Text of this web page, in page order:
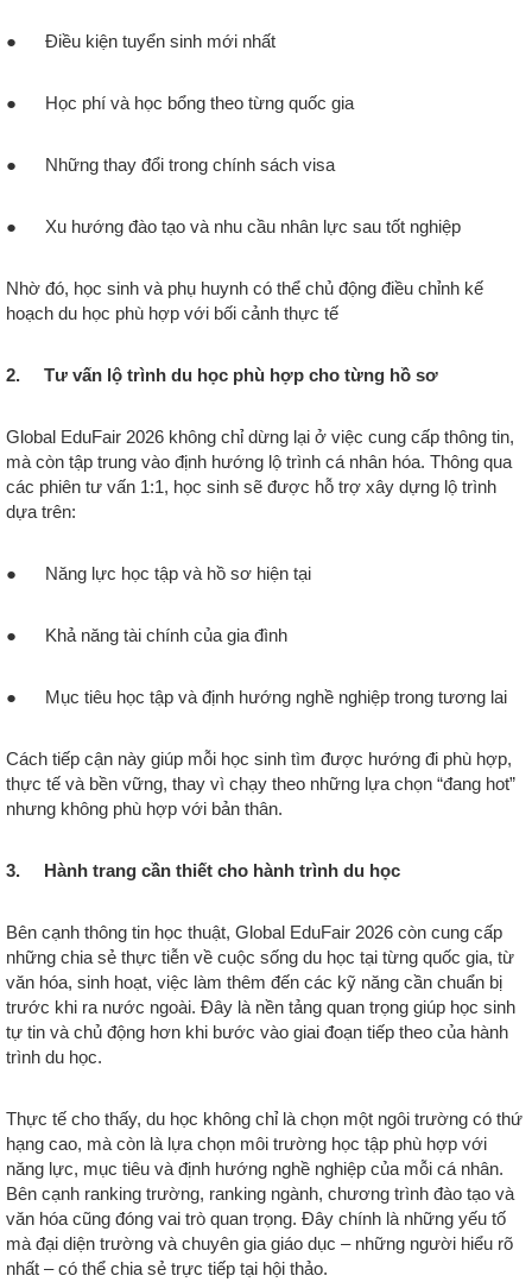
● Điều kiện tuyển sinh mới nhất
● Học phí và học bổng theo từng quốc gia
● Những thay đổi trong chính sách visa
● Xu hướng đào tạo và nhu cầu nhân lực sau tốt nghiệp
Nhờ đó, học sinh và phụ huynh có thể chủ động điều chỉnh kế
hoạch du học phù hợp với bối cảnh thực tế
2. Tư vấn lộ trình du học phù hợp cho từng hồ sơ
Global EduFair 2026 không chỉ dừng lại ở việc cung cấp thông tin,
mà còn tập trung vào định hướng lộ trình cá nhân hóa. Thông qua
các phiên tư vấn 1:1, học sinh sẽ được hỗ trợ xây dựng lộ trình
dựa trên:
● Năng lực học tập và hồ sơ hiện tại
● Khả năng tài chính của gia đình
● Mục tiêu học tập và định hướng nghề nghiệp trong tương lai
Cách tiếp cận này giúp mỗi học sinh tìm được hướng đi phù hợp,
thực tế và bền vững, thay vì chạy theo những lựa chọn “đang hot”
nhưng không phù hợp với bản thân.
3. Hành trang cần thiết cho hành trình du học
Bên cạnh thông tin học thuật, Global EduFair 2026 còn cung cấp
những chia sẻ thực tiễn về cuộc sống du học tại từng quốc gia, từ
văn hóa, sinh hoạt, việc làm thêm đến các kỹ năng cần chuẩn bị
trước khi ra nước ngoài. Đây là nền tảng quan trọng giúp học sinh
tự tin và chủ động hơn khi bước vào giai đoạn tiếp theo của hành
trình du học.
Thực tế cho thấy, du học không chỉ là chọn một ngôi trường có thứ
hạng cao, mà còn là lựa chọn môi trường học tập phù hợp với
năng lực, mục tiêu và định hướng nghề nghiệp của mỗi cá nhân.
Bên cạnh ranking trường, ranking ngành, chương trình đào tạo và
văn hóa cũng đóng vai trò quan trọng. Đây chính là những yếu tố
mà đại diện trường và chuyên gia giáo dục – những người hiểu rõ
nhất – có thể chia sẻ trực tiếp tại hội thảo.